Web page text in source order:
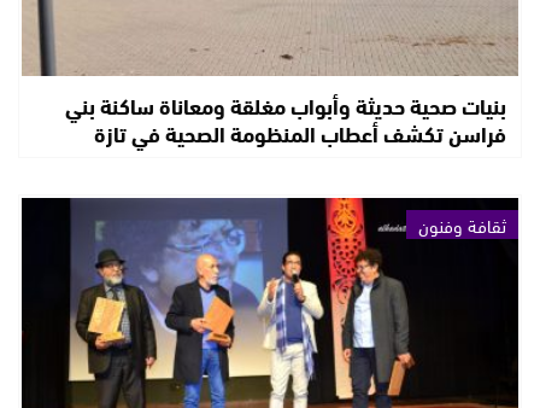
بنيات صحية حديثة وأبواب مغلقة ومعاناة ساكنة بني
فراسن تكشف أعطاب المنظومة الصحية في تازة
ثقافة وفنون